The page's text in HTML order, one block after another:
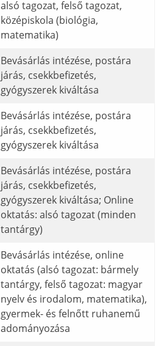
alsó tagozat, felső tagozat,
középiskola (biológia,
matematika)
Bevásárlás intézése, postára
járás, csekkbefizetés,
gyógyszerek kiváltása
Bevásárlás intézése, postára
járás, csekkbefizetés,
gyógyszerek kiváltása
Bevásárlás intézése, postára
járás, csekkbefizetés,
gyógyszerek kiváltása; Online
oktatás: alsó tagozat (minden
tantárgy)
Bevásárlás intézése, online
oktatás (alsó tagozat: bármely
tantárgy, felső tagozat: magyar
nyelv és irodalom, matematika),
gyermek- és felnőtt ruhanemű
adományozása